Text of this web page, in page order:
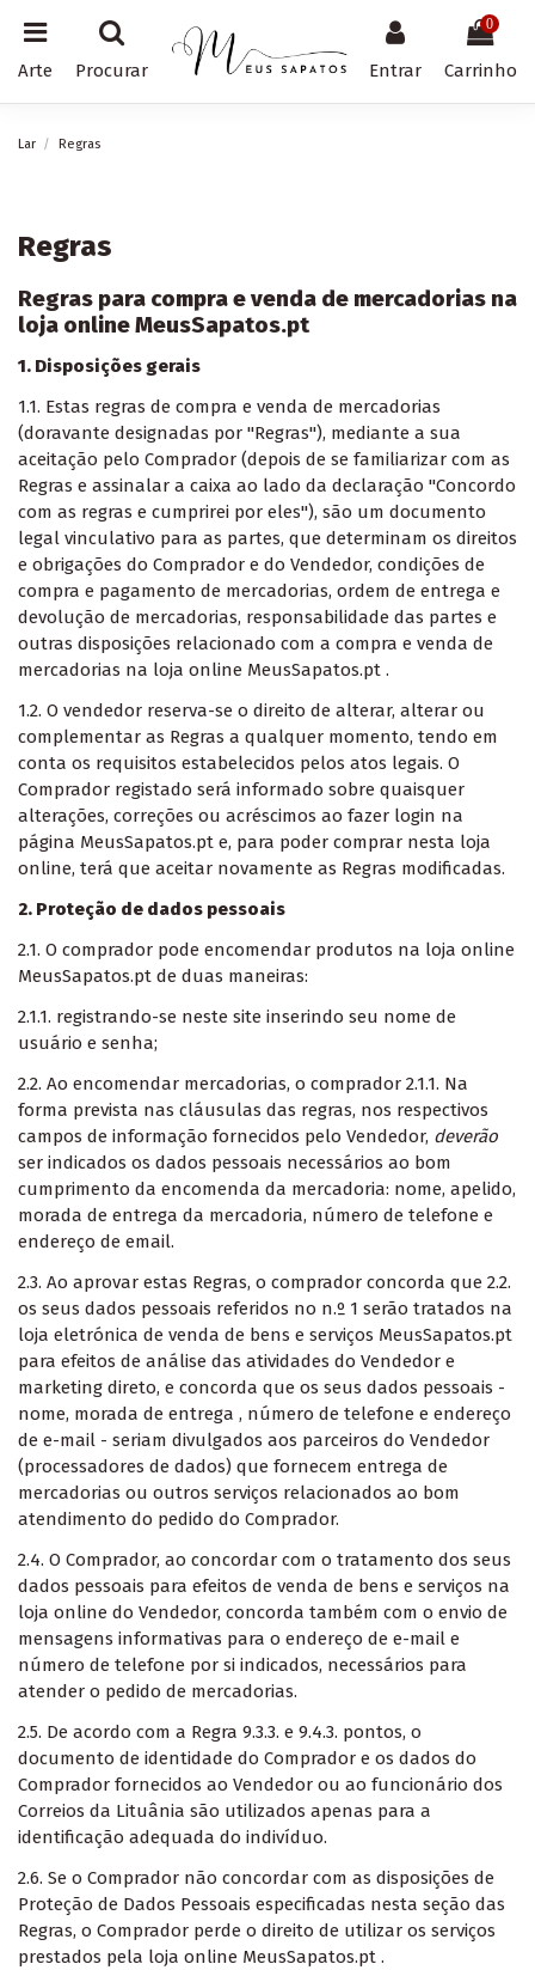
Arte Procurar Entrar
0
Carrinho
Lar Regras
Regras
Regras para compra e venda de mercadorias na
loja online MeusSapatos.pt
1. Disposições gerais
1.1. Estas regras de compra e venda de mercadorias
(doravante designadas por "Regras"), mediante a sua
aceitação pelo Comprador (depois de se familiarizar com as
Regras e assinalar a caixa ao lado da declaração "Concordo
com as regras e cumprirei por eles"), são um documento
legal vinculativo para as partes, que determinam os direitos
e obrigações do Comprador e do Vendedor, condições de
compra e pagamento de mercadorias, ordem de entrega e
devolução de mercadorias, responsabilidade das partes e
outras disposições relacionado com a compra e venda de
mercadorias na loja online MeusSapatos.pt .
1.2. O vendedor reserva-se o direito de alterar, alterar ou
complementar as Regras a qualquer momento, tendo em
conta os requisitos estabelecidos pelos atos legais. O
Comprador registado será informado sobre quaisquer
alterações, correções ou acréscimos ao fazer login na
página MeusSapatos.pt e, para poder comprar nesta loja
online, terá que aceitar novamente as Regras modificadas.
2. Proteção de dados pessoais
2.1. O comprador pode encomendar produtos na loja online
MeusSapatos.pt de duas maneiras:
2.1.1. registrando-se neste site inserindo seu nome de
usuário e senha;
2.2. Ao encomendar mercadorias, o comprador 2.1.1. Na
forma prevista nas cláusulas das regras, nos respectivos
campos de informação fornecidos pelo Vendedor, deverão
ser indicados os dados pessoais necessários ao bom
cumprimento da encomenda da mercadoria: nome, apelido,
morada de entrega da mercadoria, número de telefone e
endereço de email.
2.3. Ao aprovar estas Regras, o comprador concorda que 2.2.
os seus dados pessoais referidos no n.º 1 serão tratados na
loja eletrónica de venda de bens e serviços MeusSapatos.pt
para efeitos de análise das atividades do Vendedor e
marketing direto, e concorda que os seus dados pessoais -
nome, morada de entrega , número de telefone e endereço
de e-mail - seriam divulgados aos parceiros do Vendedor
(processadores de dados) que fornecem entrega de
mercadorias ou outros serviços relacionados ao bom
atendimento do pedido do Comprador.
2.4. O Comprador, ao concordar com o tratamento dos seus
dados pessoais para efeitos de venda de bens e serviços na
loja online do Vendedor, concorda também com o envio de
mensagens informativas para o endereço de e-mail e
número de telefone por si indicados, necessários para
atender o pedido de mercadorias.
2.5. De acordo com a Regra 9.3.3. e 9.4.3. pontos, o
documento de identidade do Comprador e os dados do
Comprador fornecidos ao Vendedor ou ao funcionário dos
Correios da Lituânia são utilizados apenas para a
identificação adequada do indivíduo.
2.6. Se o Comprador não concordar com as disposições de
Proteção de Dados Pessoais especificadas nesta seção das
Regras, o Comprador perde o direito de utilizar os serviços
prestados pela loja online MeusSapatos.pt .